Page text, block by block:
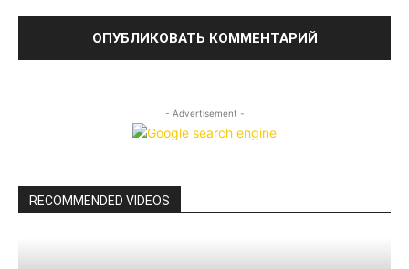
- Advertisement -
RECOMMENDED VIDEOS